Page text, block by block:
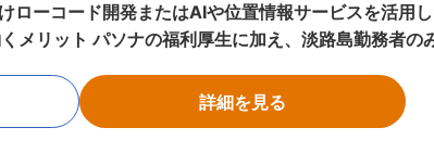
ローコード開発またはAIや位置情報サービスを活用
の他パソナグループが運営する10を超える施設での
詳細を見る